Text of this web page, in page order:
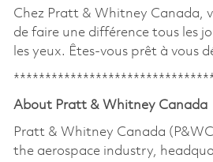
Chez Pratt & Whitney Canada,
de faire une différence tous les
les yeux. Êtes-vous prêt à vous
About Pratt & Whitney Canada
Pratt & Whitney Canada
the aerospace industry,